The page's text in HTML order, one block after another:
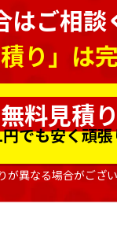
ご相談
り」は
無料見積り
でも安く頑張
異なる場合がござい